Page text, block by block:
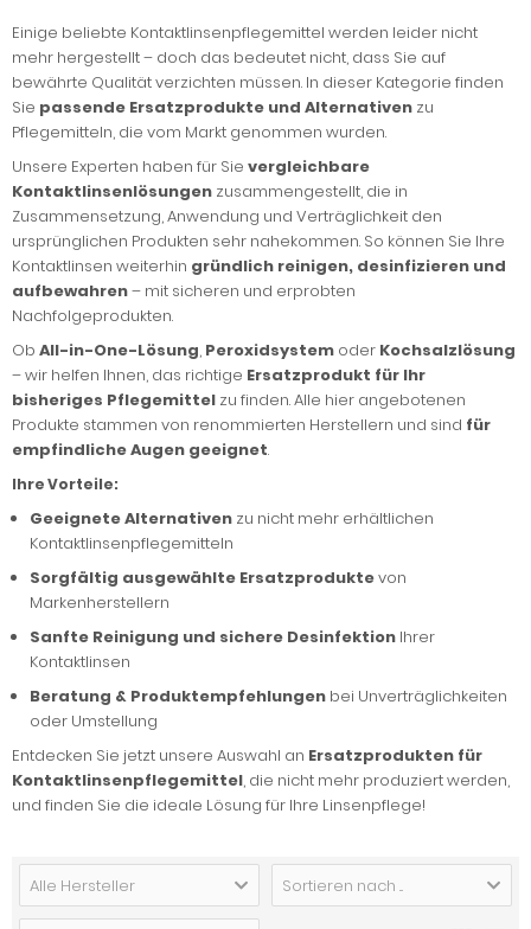
Einige beliebte Kontaktlinsenpflegemittel werden leider nicht
mehr hergestellt – doch das bedeutet nicht, dass Sie auf
bewährte Qualität verzichten müssen. In dieser Kategorie finden
Sie passende Ersatzprodukte und Alternativen zu
Pflegemitteln, die vom Markt genommen wurden.
Unsere Experten haben für Sie vergleichbare
Kontaktlinsenlösungen zusammengestellt, die in
Zusammensetzung, Anwendung und Verträglichkeit den
ursprünglichen Produkten sehr nahekommen. So können Sie Ihre
Kontaktlinsen weiterhin gründlich reinigen, desinfizieren und
aufbewahren– mit sicheren und erprobten
Nachfolgeprodukten.
Ob All-in-One-Lösung, Peroxidsystem oder Kochsalzlösung
– wir helfen Ihnen, das richtige Ersatzprodukt für Ihr
bisheriges Pflegemittel zu finden. Alle hier angebotenen
Produkte stammen von renommierten Herstellern und sind für
empfindliche Augen geeignet.
Ihre Vorteile:
Geeignete Alternativen zu nicht mehr erhältlichen
Kontaktlinsenpflegemitteln
Sorgfältig ausgewählte Ersatzproduktevon
Markenherstellern
Sanfte Reinigung und sichere Desinfektion Ihrer
Kontaktlinsen
Beratung & Produktempfehlungen bei Unverträglichkeiten
oder Umstellung
Entdecken Sie jetzt unsere Auswahl an Ersatzprodukten für
Kontaktlinsenpflegemittel, die nicht mehr produziert werden,
und finden Sie die ideale Lösung für Ihre Linsenpflege!
Alle Hersteller Sortieren nach ...